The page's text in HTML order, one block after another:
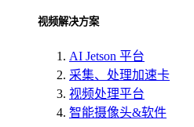
视频解决方案
AI Jetson 平台
采集、处理加速卡
视频处理平台
智能摄像头&软件